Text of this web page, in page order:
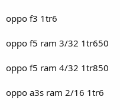
oppo f3 1tr6
oppo f5 ram 3/32 1tr650
oppo f5 ram 4/32 1tr850
oppo a3s ram 2/16 1tr6